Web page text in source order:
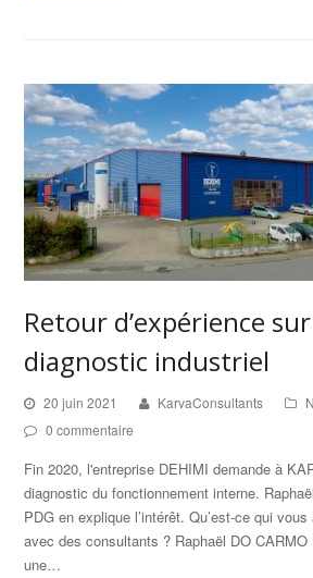
Retour d’expérience
diagnostic industriel
20 juin 2021 KarvaConsultants
0 commentaire
Fin 2020, l'entreprise DEHIMI demande à
diagnostic du fonctionnement interne.
PDG en explique l’intérêt. Qu’est-ce qui
avec des consultants ? Raphaël DO
une…